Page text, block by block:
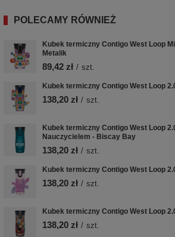
POLECAMY RÓWNIEŻ
Kubek termiczny Contigo West Loop
Metalik
89,42 zł / szt.
Kubek termiczny Contigo West Loop
138,20 zł / szt.
Kubek termiczny Contigo West Loop
Nauczycielem - Biscay Bay
138,20 zł / szt.
Kubek termiczny Contigo West Loop
138,20 zł / szt.
Kubek termiczny Contigo West Loop
138,20 zł / szt.